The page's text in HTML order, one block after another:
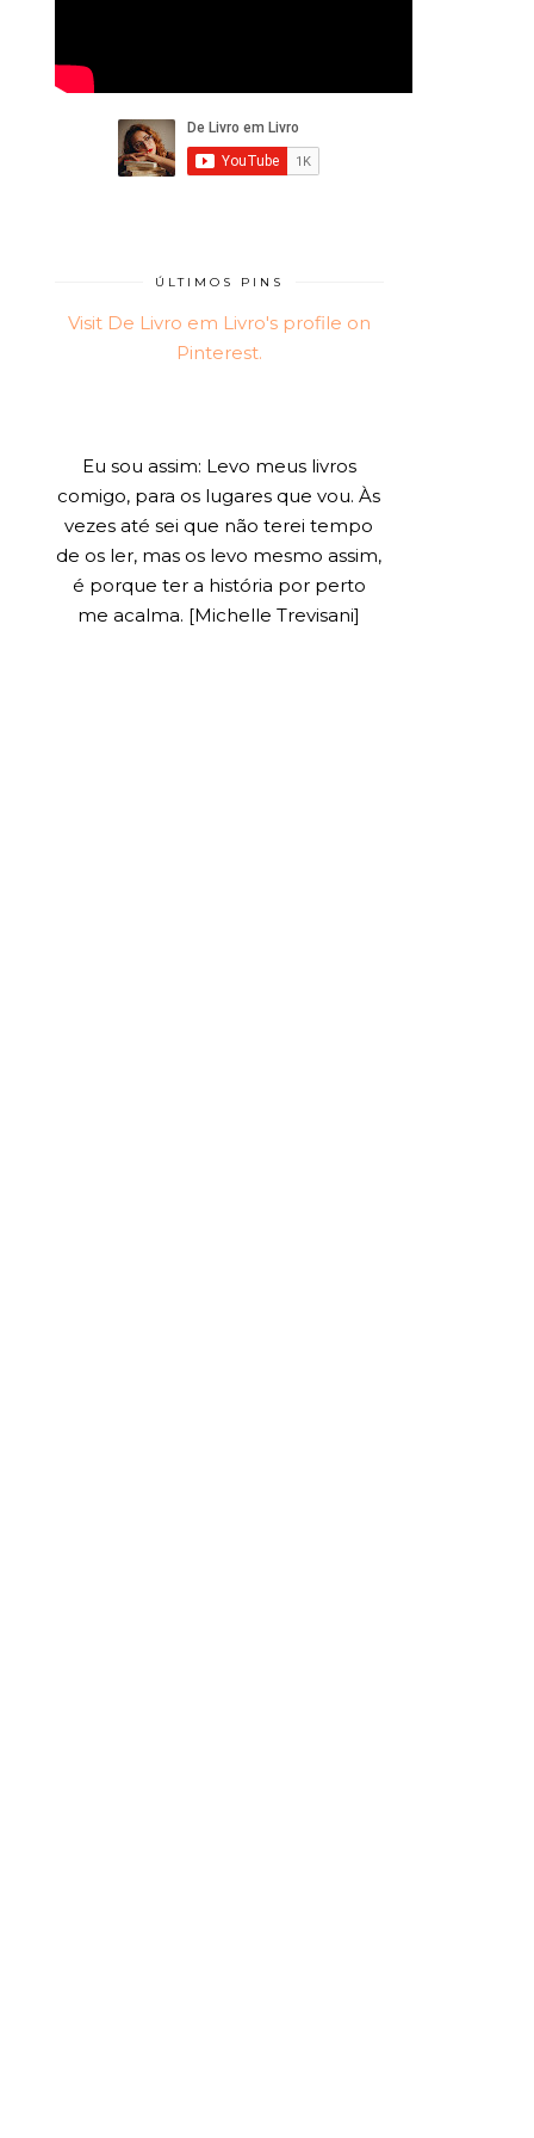
ÚLTIMOS PINS
Visit De Livro em Livro's profile on
Pinterest.
Eu sou assim: Levo meus livros
comigo, para os lugares que vou. Às
vezes até sei que não terei tempo
de os ler, mas os levo mesmo assim,
é porque ter a história por perto
me acalma. [Michelle Trevisani]